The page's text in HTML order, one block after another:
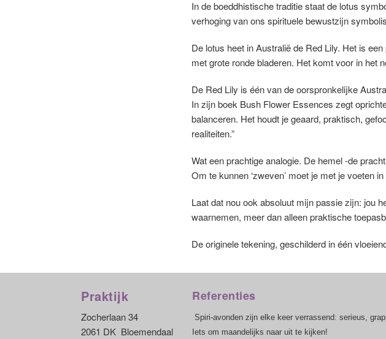
In de boeddhistische traditie staat de lotus
verhoging van ons spirituele bewustzijn
De lotus heet in Australië de Red Lily. Het is
met grote ronde bladeren. Het komt voor in het
De Red Lily is één van de oorspronkelijke
In zijn boek Bush Flower Essences zegt
balanceren. Het houdt je geaard, praktisch,
realiteiten.”
Wat een prachtige analogie. De hemel -de
Om te kunnen ‘zweven’ moet je met je voeten
Laat dat nou ook absoluut mijn passie zijn: jou
waarnemen, meer dan alleen praktische
De originele tekening, geschilderd in één
Praktijk
Zocherlaan 34
2061 DK Bloemendaal
Referenties
Spiri-avonden zijn elke keer verrassend: serieus,
Iets om maandelijks naar uit te kijken!